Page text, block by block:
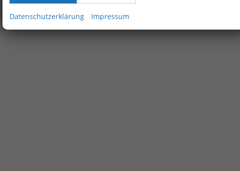
Datenschutzerklärung Impressum